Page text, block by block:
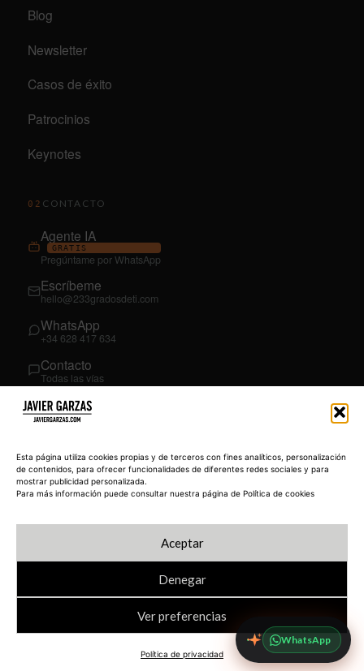
Esta página utiliza cookies propias y de terceros con fines analíticos, personalización
de contenidos, para ofrecer funcionalidades de diferentes redes sociales y para
mostrar publicidad personalizada.
Para más información puede consultar nuestra página de Política de cookies
Aceptar
Denegar
Ver preferencias
Política de privacidad
Blog
Newsletter
Casos de éxito
Patrocinios
Keynotes
02 CONTACTO
Agente IA
GRATIS
Pregúntame por WhatsApp
Escríbeme
hello@233gradosdeti.com
WhatsApp
+34 628 417 634
Contacto
Todas las vías
03SÍGUEME
YouTube
@JavierGarzas
LinkedIn
© 2026 JAVIERGARZAS.COM
Política de privacidadBlog233 Academy WhatsApp